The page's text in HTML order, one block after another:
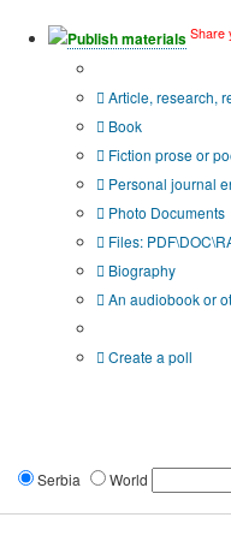
Publish materials Share
Article, research,
Book
Fiction prose or
Personal journal
Photo Documents
Files:
Biography
An audiobook or
Create a poll
Serbia World